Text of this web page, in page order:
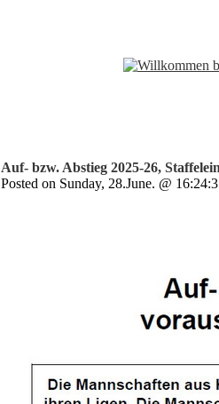
Auf- bzw. Abstieg 2025-26,
Posted on Sunday, 28.June. @